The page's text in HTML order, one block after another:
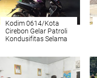
Kodim 0614/Kota
Cirebon Gelar Patroli
Kondusifitas Selama